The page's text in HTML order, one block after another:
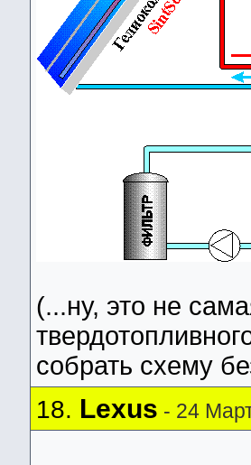
(...ну, это не
собрать схему
18. Lexus - 24